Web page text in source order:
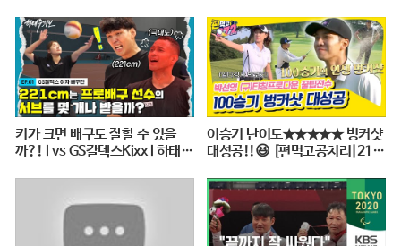
키가 크면 배구도 잘할 수 있을
까?! l vs GS칼텍스Kixx l 하태주
이승기 난이도★★★★★ 벙커샷
대성공!!😆 [편먹고공치리|210